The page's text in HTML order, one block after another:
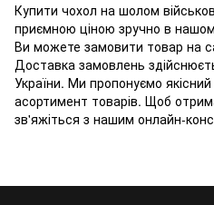
Купити чохол на шолом
приємною ціною зручно в
Ви можете замовити товар на
Доставка замовлень
України. Ми пропонуємо
асортимент товарів. Щоб
зв'яжіться з нашим онлайн-